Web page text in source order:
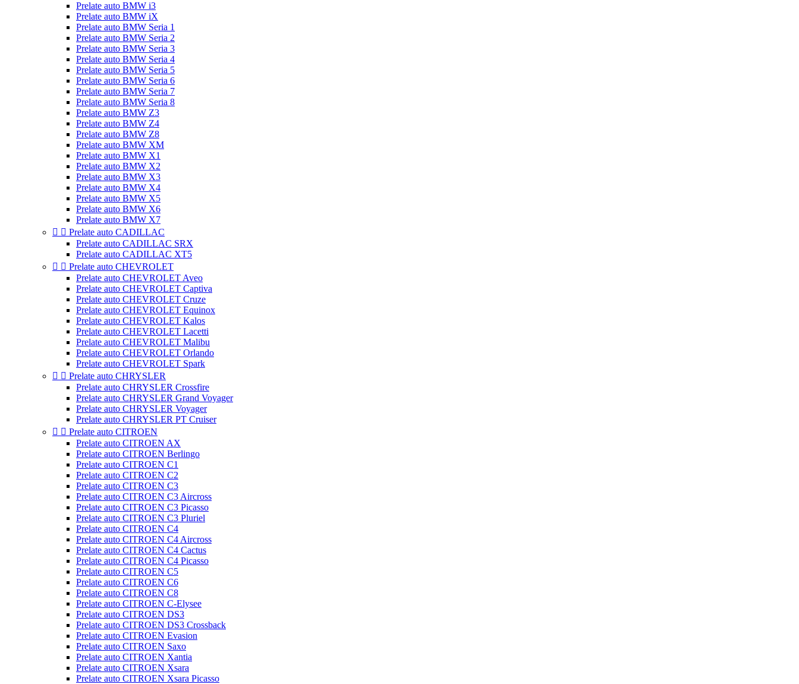
Prelate auto BMW i3
Prelate auto BMW iX
Prelate auto BMW Seria 1
Prelate auto BMW Seria 2
Prelate auto BMW Seria 3
Prelate auto BMW Seria 4
Prelate auto BMW Seria 5
Prelate auto BMW Seria 6
Prelate auto BMW Seria 7
Prelate auto BMW Seria 8
Prelate auto BMW Z3
Prelate auto BMW Z4
Prelate auto BMW Z8
Prelate auto BMW XM
Prelate auto BMW X1
Prelate auto BMW X2
Prelate auto BMW X3
Prelate auto BMW X4
Prelate auto BMW X5
Prelate auto BMW X6
Prelate auto BMW X7
  Prelate auto CADILLAC
Prelate auto CADILLAC SRX
Prelate auto CADILLAC XT5
  Prelate auto CHEVROLET
Prelate auto CHEVROLET Aveo
Prelate auto CHEVROLET Captiva
Prelate auto CHEVROLET Cruze
Prelate auto CHEVROLET Equinox
Prelate auto CHEVROLET Kalos
Prelate auto CHEVROLET Lacetti
Prelate auto CHEVROLET Malibu
Prelate auto CHEVROLET Orlando
Prelate auto CHEVROLET Spark
  Prelate auto CHRYSLER
Prelate auto CHRYSLER Crossfire
Prelate auto CHRYSLER Grand Voyager
Prelate auto CHRYSLER Voyager
Prelate auto CHRYSLER PT Cruiser
  Prelate auto CITROEN
Prelate auto CITROEN AX
Prelate auto CITROEN Berlingo
Prelate auto CITROEN C1
Prelate auto CITROEN C2
Prelate auto CITROEN C3
Prelate auto CITROEN C3 Aircross
Prelate auto CITROEN C3 Picasso
Prelate auto CITROEN C3 Pluriel
Prelate auto CITROEN C4
Prelate auto CITROEN C4 Aircross
Prelate auto CITROEN C4 Cactus
Prelate auto CITROEN C4 Picasso
Prelate auto CITROEN C5
Prelate auto CITROEN C6
Prelate auto CITROEN C8
Prelate auto CITROEN C-Elysee
Prelate auto CITROEN DS3
Prelate auto CITROEN DS3 Crossback
Prelate auto CITROEN Evasion
Prelate auto CITROEN Saxo
Prelate auto CITROEN Xantia
Prelate auto CITROEN Xsara
Prelate auto CITROEN Xsara Picasso